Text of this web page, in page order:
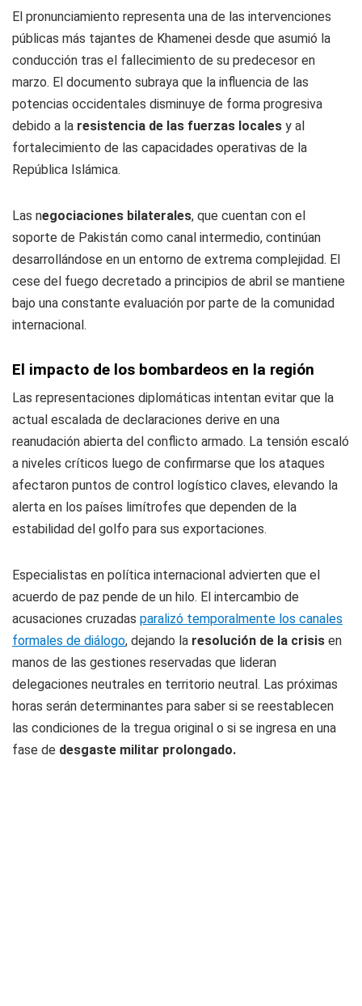
El pronunciamiento representa una de las intervenciones
públicas más tajantes de Khamenei desde que asumió la
conducción tras el fallecimiento de su predecesor en
marzo. El documento subraya que la influencia de las
potencias occidentales disminuye de forma progresiva
debido a la resistencia de las fuerzas locales y al
fortalecimiento de las capacidades operativas de la
República Islámica.
Las negociaciones bilaterales, que cuentan con el
soporte de Pakistán como canal intermedio, continúan
desarrollándose en un entorno de extrema complejidad. El
cese del fuego decretado a principios de abril se mantiene
bajo una constante evaluación por parte de la comunidad
internacional.
El impacto de los bombardeos en la región
Las representaciones diplomáticas intentan evitar que la
actual escalada de declaraciones derive en una
reanudación abierta del conflicto armado. La tensión escaló
a niveles críticos luego de confirmarse que los ataques
afectaron puntos de control logístico claves, elevando la
alerta en los países limítrofes que dependen de la
estabilidad del golfo para sus exportaciones.
Especialistas en política internacional advierten que el
acuerdo de paz pende de un hilo. El intercambio de
acusaciones cruzadas paralizó temporalmente los canales
formales de diálogo, dejando la resolución de la crisis en
manos de las gestiones reservadas que lideran
delegaciones neutrales en territorio neutral. Las próximas
horas serán determinantes para saber si se reestablecen
las condiciones de la tregua original o si se ingresa en una
fase de desgaste militar prolongado.